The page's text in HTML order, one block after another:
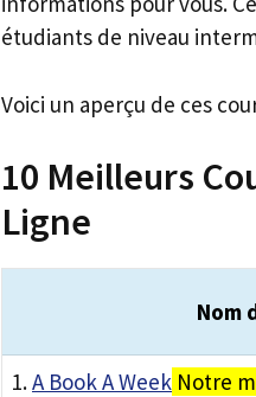
étudiants de niveau
Voici un aperçu de ces
10 Meilleurs
Ligne
Nom
1.A Book A Week Notre